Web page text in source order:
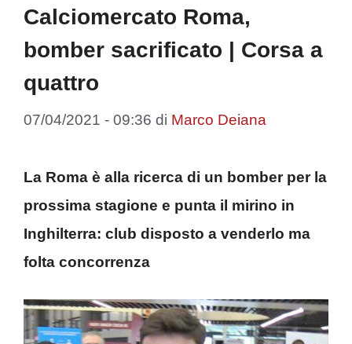
Calciomercato Roma,
bomber sacrificato | Corsa a
quattro
07/04/2021 - 09:36 di Marco Deiana
La Roma è alla ricerca di un bomber per la
prossima stagione e punta il mirino in
Inghilterra: club disposto a venderlo ma
folta concorrenza